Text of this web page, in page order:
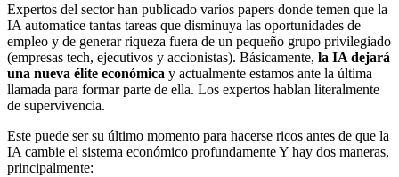
Expertos del sector han publicado varios papers donde temen que la
IA automatice tantas tareas que disminuya las oportunidades de
empleo y de generar riqueza fuera de un pequeño grupo privilegiado
(empresas tech, ejecutivos y accionistas). Básicamente, la IA dejará
una nueva élite económica y actualmente estamos ante la última
llamada para formar parte de ella. Los expertos hablan literalmente
de supervivencia.
Este puede ser su último momento para hacerse ricos antes de que la
IA cambie el sistema económico profundamente Y hay dos maneras,
principalmente: